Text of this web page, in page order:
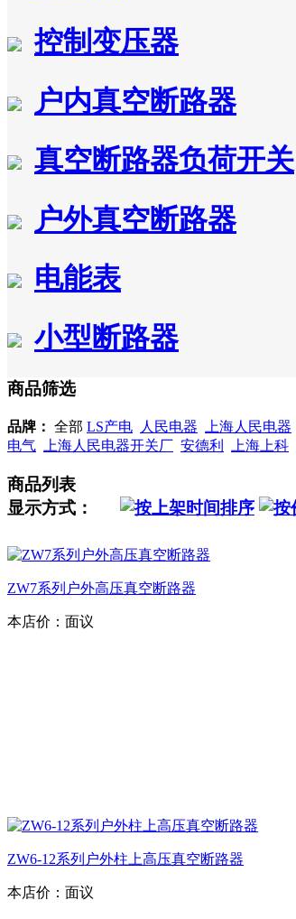
控制变压器
户内真空断路器
真空断路器负荷开关
户外真空断路器
电能表
小型断路器
商品筛选
品牌： 全部 LS产电 人民电器 上海人民电器
电气
上海人民电器开关厂 安德利 上海上科
商品列表
显示方式：
ZW7系列户外高压真空断路器
本店价： 面议
ZW6-12系列户外柱上高压真空断路器
本店价： 面议